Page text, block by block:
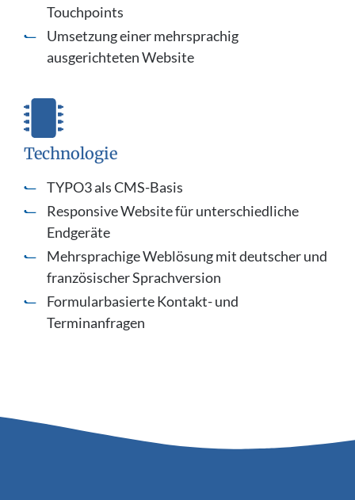
Touchpoints
Umsetzung einer mehrsprachig
ausgerichteten Website
Technologie
TYPO3 als CMS-Basis
Responsive Website für unterschiedliche
Endgeräte
Mehrsprachige Weblösung mit deutscher und
französischer Sprachversion
Formularbasierte Kontakt- und
Terminanfragen